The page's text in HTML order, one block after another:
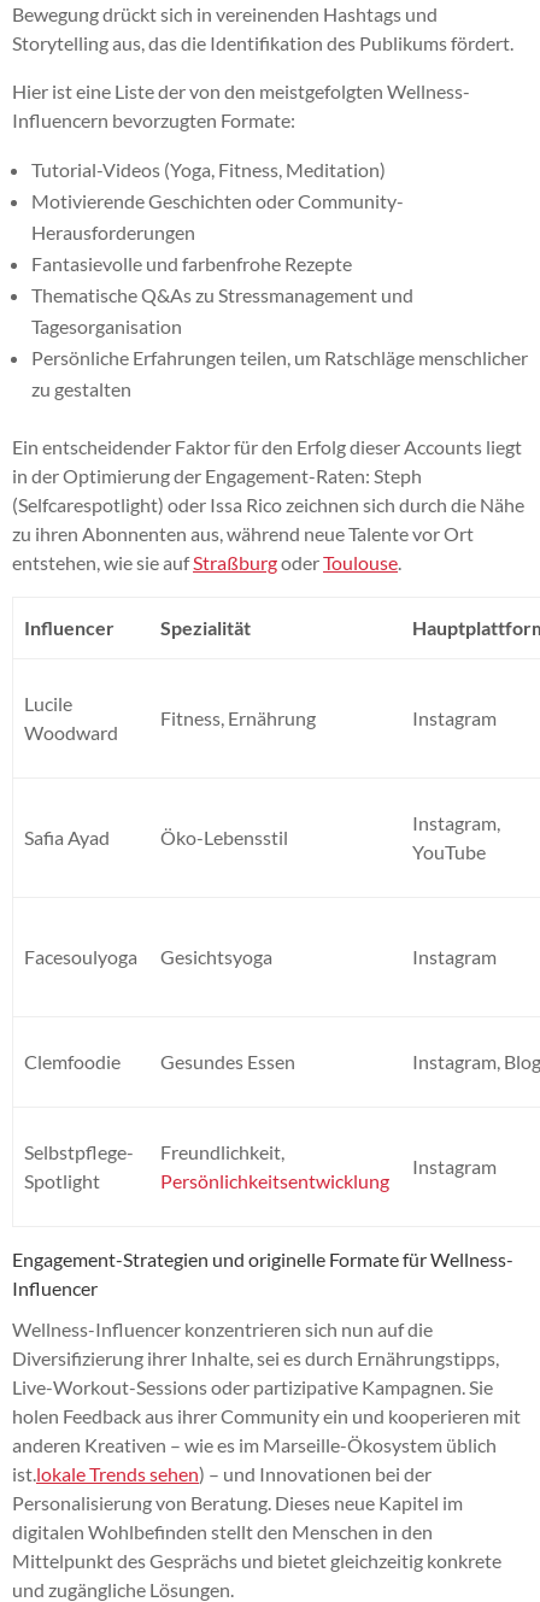
Bewegung drückt sich in vereinenden Hashtags und
Storytelling aus, das die Identifikation des Publikums fördert.
Hier ist eine Liste der von den meistgefolgten Wellness-
Influencern bevorzugten Formate:
Tutorial-Videos (Yoga, Fitness, Meditation)
Motivierende Geschichten oder Community-
Herausforderungen
Fantasievolle und farbenfrohe Rezepte
Thematische Q&As zu Stressmanagement und
Tagesorganisation
Persönliche Erfahrungen teilen, um Ratschläge menschlicher
zu gestalten
Ein entscheidender Faktor für den Erfolg dieser Accounts liegt
in der Optimierung der Engagement-Raten: Steph
(Selfcarespotlight) oder Issa Rico zeichnen sich durch die Nähe
zu ihren Abonnenten aus, während neue Talente vor Ort
entstehen, wie sie aufStraßburgoderToulouse
Influencer Spezialität
Lucile
Woodward
Fitness, Ernährung Instagram
Safia Ayad Öko-Lebensstil
Instagram,
YouTube
Facesoulyoga Gesichtsyoga Instagram
Clemfoodie Gesundes Essen Instagram,
Selbstpflege-
Spotlight
Freundlichkeit,
Persönlichkeitsentwicklung
Instagram
Engagement-Strategien und originelle Formate für Wellness-
Influencer
Wellness-Influencer konzentrieren sich nun auf die
Diversifizierung ihrer Inhalte, sei es durch Ernährungstipps,
Live-Workout-Sessions oder partizipative Kampagnen. Sie
holen Feedback aus ihrer Community ein und kooperieren mit
anderen Kreativen – wie es im Marseille-Ökosystem üblich
ist. lokale Trends sehen) – und Innovationen bei der
Personalisierung von Beratung. Dieses neue Kapitel im
digitalen Wohlbefinden stellt den Menschen in den
Mittelpunkt des Gesprächs und bietet gleichzeitig konkrete
und zugängliche Lösungen.